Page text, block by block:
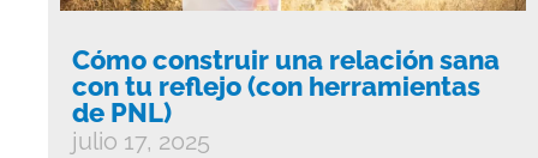
Cómo construir una relación sana
con tu reflejo (con herramientas
de PNL)
julio 17, 2025